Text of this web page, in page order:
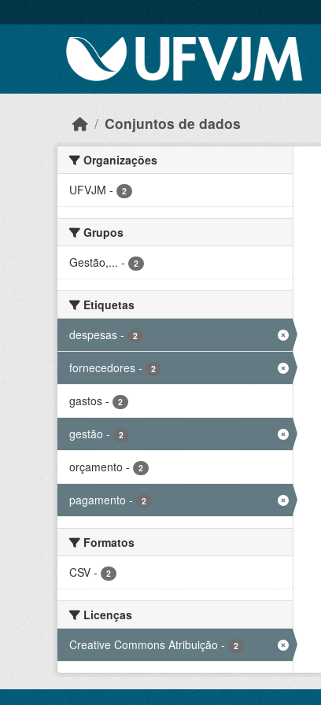
Conjuntos de dados
Organizações
UFVJM - 2
Grupos
Gestão,... - 2
Etiquetas
despesas - 2
fornecedores - 2
gastos - 2
gestão - 2
orçamento - 2
pagamento - 2
Formatos
CSV - 2
Licenças
Creative Commons Atribuição - 2